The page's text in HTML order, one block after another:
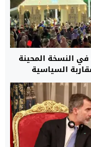
النسخة المحينة
السياسية